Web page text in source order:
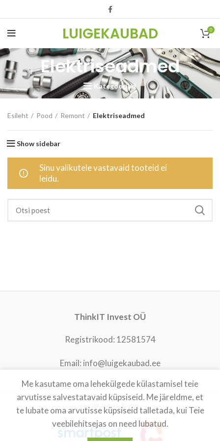
LUIGEKAUBAD 0
Elektriseadmed
Kategooriad
Esileht Pood Remont Elektriseadmed
Show sidebar
Sinu valikutele vastavaid tooteid ei
leidu.
ThinkIT Invest OÜ
Registrikood: 12581574
Email: info@luigekaubad.ee
LUIGEKAUBAD 2021
Me kasutame oma lehekülgede külastamisel teie
arvutisse salvestatavaid küpsiseid. Me järeldme, et
te lubate oma arvutisse küpsiseid talletada, kui Teie
veebilehitsejas on need lubatud.